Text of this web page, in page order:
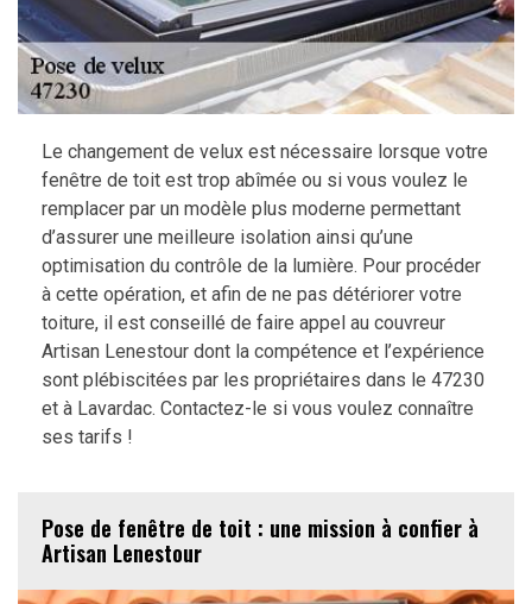
Le changement de velux est nécessaire lorsque votre
fenêtre de toit est trop abîmée ou si vous voulez le
remplacer par un modèle plus moderne permettant
d’assurer une meilleure isolation ainsi qu’une
optimisation du contrôle de la lumière. Pour procéder
à cette opération, et afin de ne pas détériorer votre
toiture, il est conseillé de faire appel au couvreur
Artisan Lenestour dont la compétence et l’expérience
sont plébiscitées par les propriétaires dans le 47230
et à Lavardac. Contactez-le si vous voulez connaître
ses tarifs !
Pose de fenêtre de toit : une mission à confier à
Artisan Lenestour